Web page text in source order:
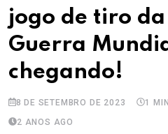
jogo de tiro da
Guerra
chegando!
8 DE SETEMBRO DE 2023 1
2 ANOS AGO